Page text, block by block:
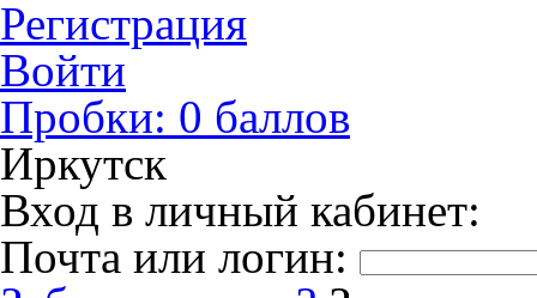
Регистрация
Войти
Пробки: 0 баллов
Иркутск
Вход в личный кабинет:
Почта или логин: